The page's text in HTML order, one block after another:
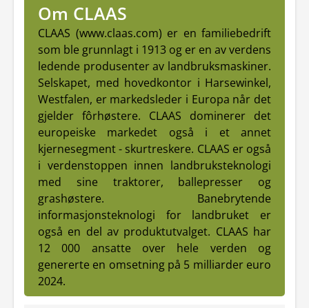
Om CLAAS
CLAAS (www.claas.com) er en familiebedrift
som ble grunnlagt i 1913 og er en av verdens
ledende produsenter av landbruksmaskiner.
Selskapet, med hovedkontor i Harsewinkel,
Westfalen, er markedsleder i Europa når det
gjelder fôrhøstere. CLAAS dominerer det
europeiske markedet også i et annet
kjernesegment - skurtreskere. CLAAS er også
i verdenstoppen innen landbruksteknologi
med sine traktorer, ballepresser og
grashøstere. Banebrytende
informasjonsteknologi for landbruket er
også en del av produktutvalget. CLAAS har
12 000 ansatte over hele verden og
genererte en omsetning på 5 milliarder euro
2024.